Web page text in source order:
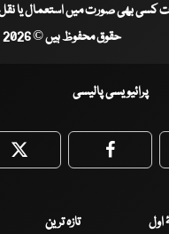
کسی بھی صورت میں استعمال یا نقل
حقوق محفوظ ہیں © 2026
پرائیویسی پالیسی
Twitter Facebook
تازہ ترین